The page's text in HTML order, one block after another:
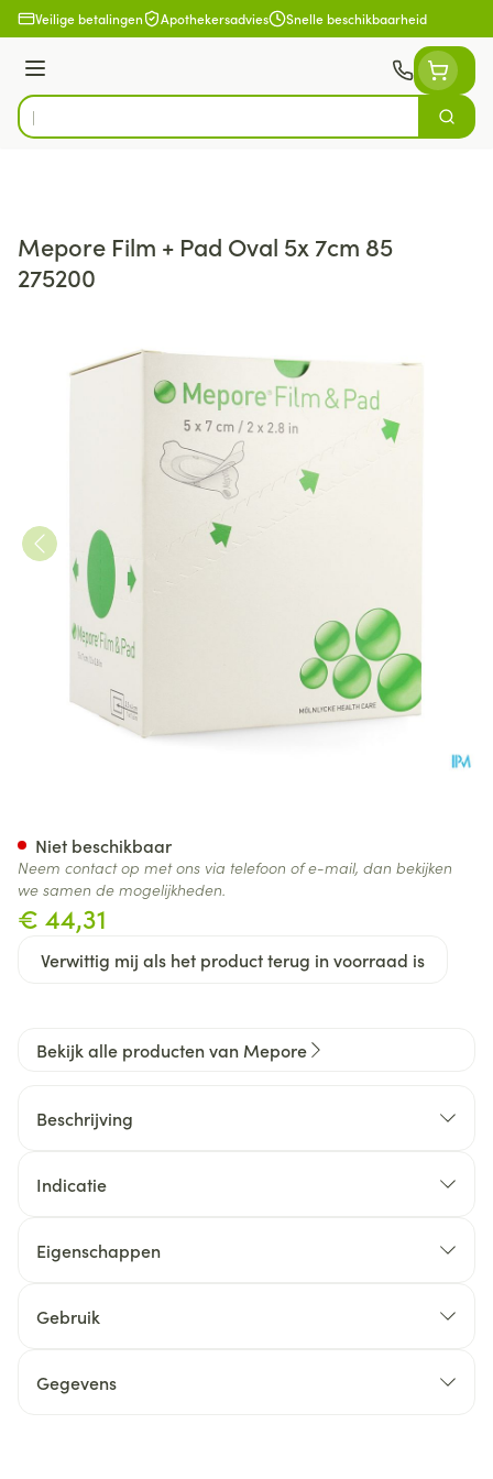
Ga naar de inhoud
Veilige betalingen Apothekersadvies Snelle beschikbaarheid
Menu
Product, merk, categorie...
Zoek
Mepore Film + Pad Oval 5x 7cm 85
275200
€ 44,31
Verwittig mij als het product terug in voorraad is
Niet beschikbaar
Neem contact op met ons via telefoon of e-mail, dan bekijken
we samen de mogelijkheden.
Bekijk alle producten van Mepore
Beschrijving
Indicatie
Eigenschappen
Gebruik
Gegevens